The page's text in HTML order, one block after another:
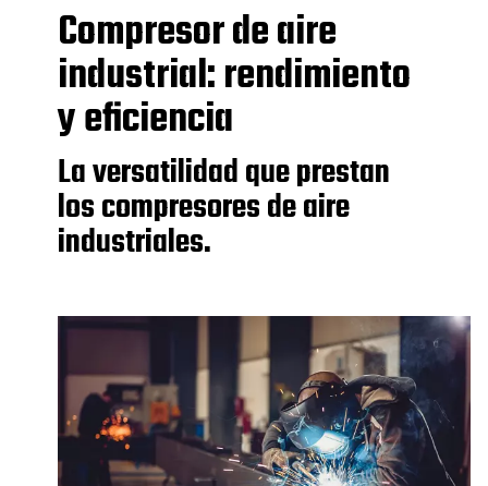
Compresor de aire
industrial: rendimiento
y eficiencia
La versatilidad que prestan
los compresores de aire
industriales.